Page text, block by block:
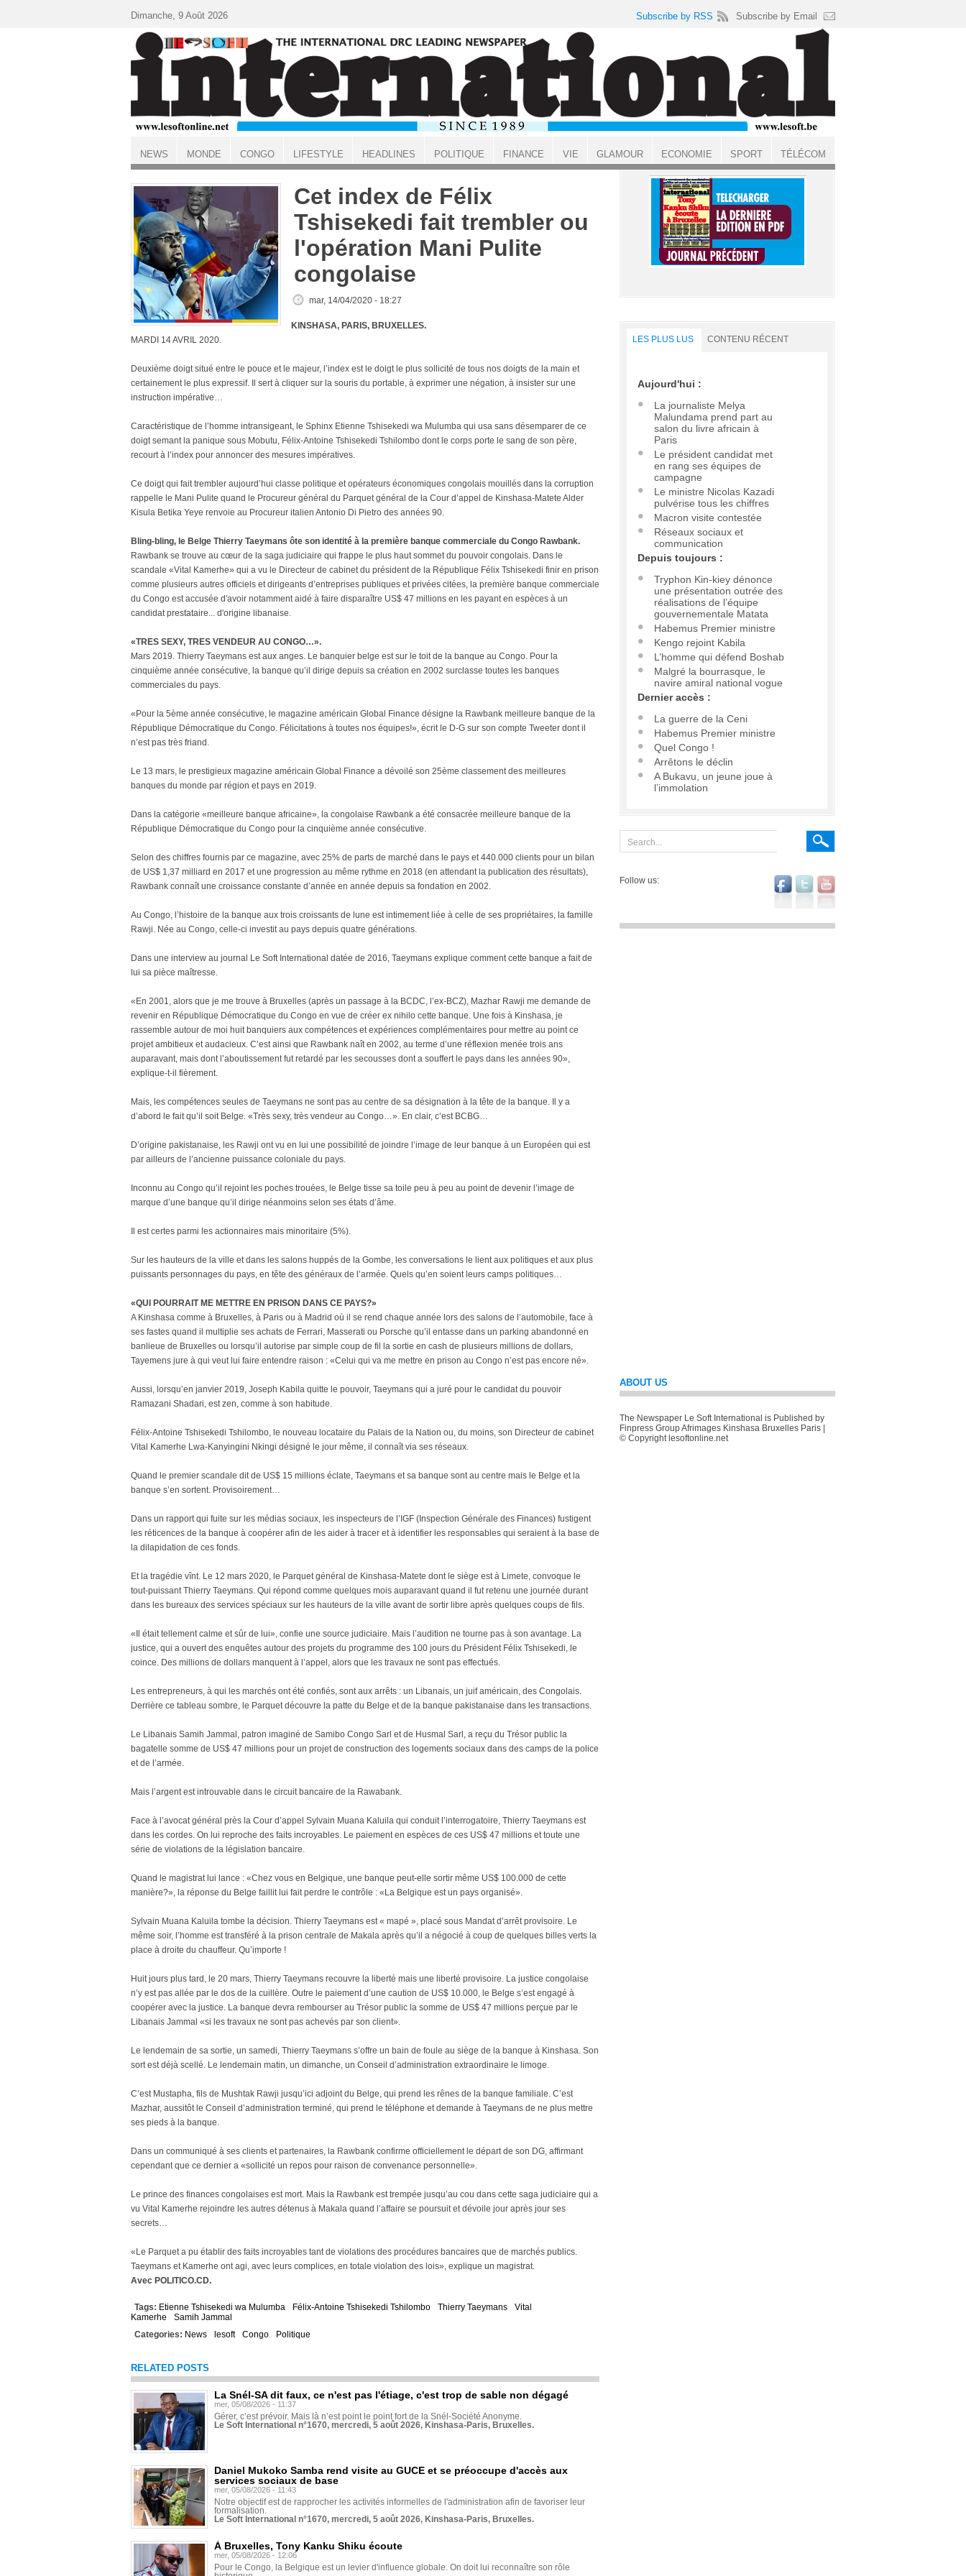
ACCUEIL
Cet index de Félix
Tshisekedi fait trembler ou
l'opération Mani Pulite
congolaise
mar, 14/04/2020 - 18:27
KINSHASA, PARIS, BRUXELLES.
MARDI 14 AVRIL 2020.
Deuxième doigt situé entre le pouce et le majeur, l’index est le doigt le plus sollicité de tous nos doigts de la main et
certainement le plus expressif. Il sert à cliquer sur la souris du portable, à exprimer une négation, à insister sur une
instruction impérative…
Caractéristique de l’homme intransigeant, le Sphinx Etienne Tshisekedi wa Mulumba qui usa sans désemparer de ce
doigt semant la panique sous Mobutu, Félix-Antoine Tshisekedi Tshilombo dont le corps porte le sang de son père,
recourt à l’index pour annoncer des mesures impératives.
Ce doigt qui fait trembler aujourd’hui classe politique et opérateurs économiques congolais mouillés dans la corruption
rappelle le Mani Pulite quand le Procureur général du Parquet général de la Cour d’appel de Kinshasa-Matete Alder
Kisula Betika Yeye renvoie au Procureur italien Antonio Di Pietro des années 90.
Bling-bling, le Belge Thierry Taeymans ôte son identité à la première banque commerciale du Congo Rawbank.
Rawbank se trouve au cœur de la saga judiciaire qui frappe le plus haut sommet du pouvoir congolais. Dans le
scandale «Vital Kamerhe» qui a vu le Directeur de cabinet du président de la République Félix Tshisekedi finir en prison
comme plusieurs autres officiels et dirigeants d’entreprises publiques et privées citées, la première banque commerciale
du Congo est accusée d'avoir notamment aidé à faire disparaître US$ 47 millions en les payant en espèces à un
candidat prestataire... d'origine libanaise.
«TRES SEXY, TRES VENDEUR AU CONGO…».
Mars 2019. Thierry Taeymans est aux anges. Le banquier belge est sur le toit de la banque au Congo. Pour la
cinquième année consécutive, la banque qu’il dirige depuis sa création en 2002 surclasse toutes les banques
commerciales du pays.
«Pour la 5ème année consécutive, le magazine américain Global Finance désigne la Rawbank meilleure banque de la
République Démocratique du Congo. Félicitations à toutes nos équipes!», écrit le D-G sur son compte Tweeter dont il
n’est pas très friand.
Le 13 mars, le prestigieux magazine américain Global Finance a dévoilé son 25ème classement des meilleures
banques du monde par région et pays en 2019.
Dans la catégorie «meilleure banque africaine», la congolaise Rawbank a été consacrée meilleure banque de la
République Démocratique du Congo pour la cinquième année consécutive.
Selon des chiffres fournis par ce magazine, avec 25% de parts de marché dans le pays et 440.000 clients pour un bilan
de US$ 1,37 milliard en 2017 et une progression au même rythme en 2018 (en attendant la publication des résultats),
Rawbank connaît une croissance constante d’année en année depuis sa fondation en 2002.
Au Congo, l’histoire de la banque aux trois croissants de lune est intimement liée à celle de ses propriétaires, la famille
Rawji. Née au Congo, celle-ci investit au pays depuis quatre générations.
Dans une interview au journal Le Soft International datée de 2016, Taeymans explique comment cette banque a fait de
lui sa pièce maîtresse.
«En 2001, alors que je me trouve à Bruxelles (après un passage à la BCDC, l’ex-BCZ), Mazhar Rawji me demande de
revenir en République Démocratique du Congo en vue de créer ex nihilo cette banque. Une fois à Kinshasa, je
rassemble autour de moi huit banquiers aux compétences et expériences complémentaires pour mettre au point ce
projet ambitieux et audacieux. C’est ainsi que Rawbank naît en 2002, au terme d’une réflexion menée trois ans
auparavant, mais dont l’aboutissement fut retardé par les secousses dont a souffert le pays dans les années 90»,
explique-t-il fièrement.
Mais, les compétences seules de Taeymans ne sont pas au centre de sa désignation à la tête de la banque. Il y a
d’abord le fait qu’il soit Belge. «Très sexy, très vendeur au Congo…». En clair, c’est BCBG…
D’origine pakistanaise, les Rawji ont vu en lui une possibilité de joindre l’image de leur banque à un Européen qui est
par ailleurs de l’ancienne puissance coloniale du pays.
Inconnu au Congo qu’il rejoint les poches trouées, le Belge tisse sa toile peu à peu au point de devenir l’image de
marque d’une banque qu’il dirige néanmoins selon ses états d’âme.
Il est certes parmi les actionnaires mais minoritaire (5%).
Sur les hauteurs de la ville et dans les salons huppés de la Gombe, les conversations le lient aux politiques et aux plus
puissants personnages du pays, en tête des généraux de l’armée. Quels qu’en soient leurs camps politiques…
«QUI POURRAIT ME METTRE EN PRISON DANS CE PAYS?»
A Kinshasa comme à Bruxelles, à Paris ou à Madrid où il se rend chaque année lors des salons de l’automobile, face à
ses fastes quand il multiplie ses achats de Ferrari, Masserati ou Porsche qu’il entasse dans un parking abandonné en
banlieue de Bruxelles ou lorsqu’il autorise par simple coup de fil la sortie en cash de plusieurs millions de dollars,
Tayemens jure à qui veut lui faire entendre raison : «Celui qui va me mettre en prison au Congo n’est pas encore né».
Aussi, lorsqu’en janvier 2019, Joseph Kabila quitte le pouvoir, Taeymans qui a juré pour le candidat du pouvoir
Ramazani Shadari, est zen, comme à son habitude.
Félix-Antoine Tshisekedi Tshilombo, le nouveau locataire du Palais de la Nation ou, du moins, son Directeur de cabinet
Vital Kamerhe Lwa-Kanyingini Nkingi désigné le jour même, il connaît via ses réseaux.
Quand le premier scandale dit de US$ 15 millions éclate, Taeymans et sa banque sont au centre mais le Belge et la
banque s’en sortent. Provisoirement…
Dans un rapport qui fuite sur les médias sociaux, les inspecteurs de l’IGF (Inspection Générale des Finances) fustigent
les réticences de la banque à coopérer afin de les aider à tracer et à identifier les responsables qui seraient à la base de
la dilapidation de ces fonds.
Et la tragédie vînt. Le 12 mars 2020, le Parquet général de Kinshasa-Matete dont le siège est à Limete, convoque le
tout-puissant Thierry Taeymans. Qui répond comme quelques mois auparavant quand il fut retenu une journée durant
dans les bureaux des services spéciaux sur les hauteurs de la ville avant de sortir libre après quelques coups de fils.
«Il était tellement calme et sûr de lui», confie une source judiciaire. Mais l’audition ne tourne pas à son avantage. La
justice, qui a ouvert des enquêtes autour des projets du programme des 100 jours du Président Félix Tshisekedi, le
coince. Des millions de dollars manquent à l’appel, alors que les travaux ne sont pas effectués.
Les entrepreneurs, à qui les marchés ont été confiés, sont aux arrêts : un Libanais, un juif américain, des Congolais.
Derrière ce tableau sombre, le Parquet découvre la patte du Belge et de la banque pakistanaise dans les transactions.
Le Libanais Samih Jammal, patron imaginé de Samibo Congo Sarl et de Husmal Sarl, a reçu du Trésor public la
bagatelle somme de US$ 47 millions pour un projet de construction des logements sociaux dans des camps de la police
et de l’armée.
Mais l’argent est introuvable dans le circuit bancaire de la Rawabank.
Face à l’avocat général près la Cour d’appel Sylvain Muana Kaluila qui conduit l’interrogatoire, Thierry Taeymans est
dans les cordes. On lui reproche des faits incroyables. Le paiement en espèces de ces US$ 47 millions et toute une
série de violations de la législation bancaire.
Quand le magistrat lui lance : «Chez vous en Belgique, une banque peut-elle sortir même US$ 100.000 de cette
manière?», la réponse du Belge faillit lui fait perdre le contrôle : «La Belgique est un pays organisé».
Sylvain Muana Kaluila tombe la décision. Thierry Taeymans est « mapé », placé sous Mandat d’arrêt provisoire. Le
même soir, l’homme est transféré à la prison centrale de Makala après qu’il a négocié à coup de quelques billes verts la
place à droite du chauffeur. Qu’importe !
Huit jours plus tard, le 20 mars, Thierry Taeymans recouvre la liberté mais une liberté provisoire. La justice congolaise
n’y est pas allée par le dos de la cuillère. Outre le paiement d’une caution de US$ 10.000, le Belge s’est engagé à
coopérer avec la justice. La banque devra rembourser au Trésor public la somme de US$ 47 millions perçue par le
Libanais Jammal «si les travaux ne sont pas achevés par son client».
Le lendemain de sa sortie, un samedi, Thierry Taeymans s’offre un bain de foule au siège de la banque à Kinshasa. Son
sort est déjà scellé. Le lendemain matin, un dimanche, un Conseil d’administration extraordinaire le limoge.
C’est Mustapha, fils de Mushtak Rawji jusqu’ici adjoint du Belge, qui prend les rênes de la banque familiale. C’est
Mazhar, aussitôt le Conseil d’administration terminé, qui prend le téléphone et demande à Taeymans de ne plus mettre
ses pieds à la banque.
Dans un communiqué à ses clients et partenaires, la Rawbank confirme officiellement le départ de son DG, affirmant
cependant que ce dernier a «sollicité un repos pour raison de convenance personnelle».
Le prince des finances congolaises est mort. Mais la Rawbank est trempée jusqu’au cou dans cette saga judiciaire qui a
vu Vital Kamerhe rejoindre les autres détenus à Makala quand l’affaire se poursuit et dévoile jour après jour ses
secrets…
«Le Parquet a pu établir des faits incroyables tant de violations des procédures bancaires que de marchés publics.
Taeymans et Kamerhe ont agi, avec leurs complices, en totale violation des lois», explique un magistrat.
Avec POLITICO.CD.
Tags: Etienne Tshisekedi wa Mulumba Félix-Antoine Tshisekedi Tshilombo Thierry Taeymans
Vital
Kamerhe
Samih Jammal
Categories: News lesoft Congo Politique
RELATED POSTS
La Snél-SA dit faux, ce n'est pas l'étiage, c'est trop de sable non dégagé
mer, 05/08/2026 - 11:37
Gérer, c’est prévoir. Mais là n’est point le point fort de la Snél-Société Anonyme.
Le Soft International n°1670, mercredi, 5 août 2026, Kinshasa-Paris, Bruxelles.
Daniel Mukoko Samba rend visite au GUCE et se préoccupe d'accès aux
services sociaux de base
mer, 05/08/2026 - 11:43
Notre objectif est de rapprocher les activités informelles de l'administration afin de favoriser leur
formalisation.
Le Soft International n°1670, mercredi, 5 août 2026, Kinshasa-Paris, Bruxelles.
À Bruxelles, Tony Kanku Shiku écoute
mer, 05/08/2026 - 12:06
Pour le Congo, la Belgique est un levier d'influence globale. On doit lui reconnaître son rôle
LES PLUS LUS CONTENU RÉCENT
Aujourd'hui :
La journaliste Melya
Malundama prend part au
salon du livre africain à
Paris
Le président candidat met
en rang ses équipes de
campagne
Le ministre Nicolas Kazadi
pulvérise tous les chiffres
Macron visite contestée
Réseaux sociaux et
communication
Depuis toujours :
Tryphon Kin-kiey dénonce
une présentation outrée des
réalisations de l’équipe
gouvernementale Matata
Habemus Premier ministre
Kengo rejoint Kabila
L’homme qui défend Boshab
Malgré la bourrasque, le
navire amiral national vogue
Dernier accès :
La guerre de la Ceni
Habemus Premier ministre
Quel Congo !
Arrêtons le déclin
A Bukavu, un jeune joue à
l’immolation
Follow us:
ABOUT US
The Newspaper Le Soft International is Published by
Finpress Group Afrimages Kinshasa Bruxelles Paris |
© Copyright lesoftonline.net
Dimanche, 9 Août 2026 Subscribe by RSS Subscribe by Email
NEWS MONDE CONGO LIFESTYLE HEADLINES POLITIQUE FINANCE VIE GLAMOUR ECONOMIE SPORT TÉLÉCOM